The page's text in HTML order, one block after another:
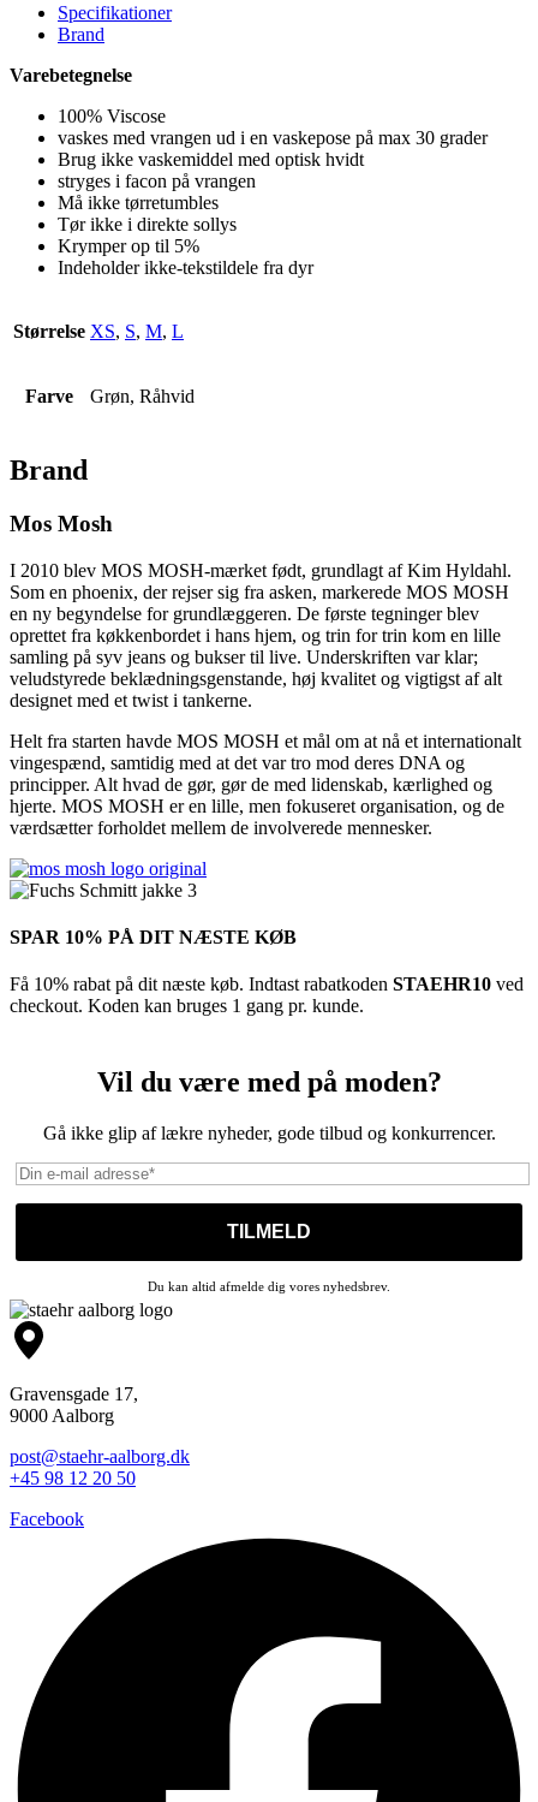
Specifikationer
Brand
Varebetegnelse
100% Viscose
vaskes med vrangen ud i en vaskepose på max 30 grader
Brug ikke vaskemiddel med optisk hvidt
stryges i facon på vrangen
Må ikke tørretumbles
Tør ikke i direkte sollys
Krymper op til 5%
Indeholder ikke-tekstildele fra dyr
Størrelse XS, S, M, L
Farve Grøn, Råhvid
Brand
Mos Mosh
I 2010 blev MOS MOSH-mærket født, grundlagt af Kim Hyldahl.
Som en phoenix, der rejser sig fra asken, markerede MOS MOSH
en ny begyndelse for grundlæggeren. De første tegninger blev
oprettet fra køkkenbordet i hans hjem, og trin for trin kom en lille
samling på syv jeans og bukser til live. Underskriften var klar;
veludstyrede beklædningsgenstande, høj kvalitet og vigtigst af alt
designet med et twist i tankerne.
Helt fra starten havde MOS MOSH et mål om at nå et internationalt
vingespænd, samtidig med at det var tro mod deres DNA og
principper. Alt hvad de gør, gør de med lidenskab, kærlighed og
hjerte. MOS MOSH er en lille, men fokuseret organisation, og de
værdsætter forholdet mellem de involverede mennesker.
SPAR 10% PÅ DIT NÆSTE KØB
Få 10% rabat på dit næste køb. Indtast rabatkoden STAEHR10 ved
checkout. Koden kan bruges 1 gang pr. kunde.
Vil du være med på moden?
Gå ikke glip af lækre nyheder, gode tilbud og konkurrencer.
Du kan altid afmelde dig vores nyhedsbrev.
Gravensgade 17,
9000 Aalborg
post@staehr-aalborg.dk
+45 98 12 20 50
Facebook